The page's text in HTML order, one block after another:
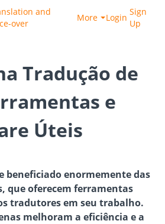
and
over
More Login
Sign
Up
Tradução de
e
Úteis
beneficiado enormemente das
que oferecem ferramentas
tradutores em seu trabalho.
melhoram a eficiência e a